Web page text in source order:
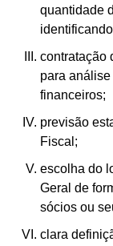
quantidade
contratação
para
financeiros;
previsão
Fiscal;
escolha do
Geral de
sócios ou
clara